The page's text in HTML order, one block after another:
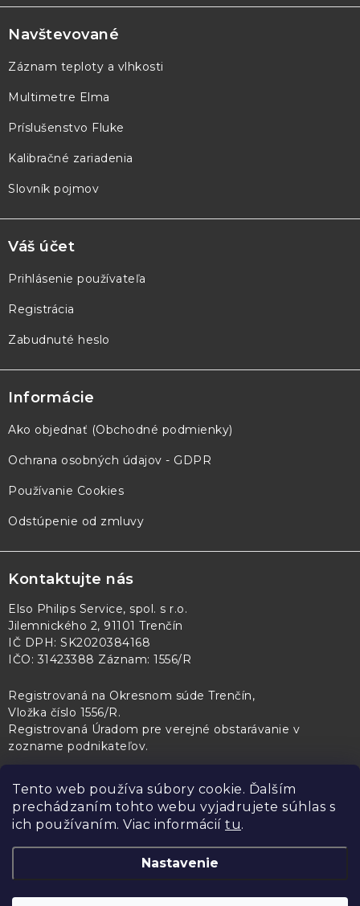
Tento web používa súbory cookie. Ďalším
prechádzaním tohto webu vyjadrujete súhlas s
ich používaním. Viac informácií tu.
Nastavenie
á
p
ä
e
Navštevované
Záznam teploty a vlhkosti
Multimetre Elma
Príslušenstvo Fluke
Kalibračné zariadenia
Slovník pojmov
Váš účet
Prihlásenie používateľa
Registrácia
Zabudnuté heslo
Informácie
Ako objednať (Obchodné podmienky)
Ochrana osobných údajov - GDPR
Používanie Cookies
Odstúpenie od zmluvy
Kontaktujte nás
Elso Philips Service, spol. s r.o.
Jilemnického 2, 91101 Trenčín
IČ DPH: SK2020384168
IČO: 31423388 Záznam: 1556/R
Registrovaná na Okresnom súde Trenčín,
Vložka číslo 1556/R.
Registrovaná Úradom pre verejné obstarávanie v
zozname podnikateľov.
PL Servis Kontroltech Technický skúšobný ústav Piešťany
Copyright 2026 Upraviť